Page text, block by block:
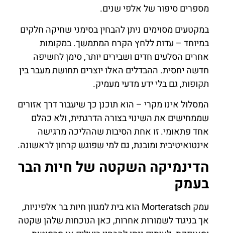
מספרים סיפור של אלפי שנים.
במקטעים מסוימים ניתן להבחין בסימני שחיקה חלקים
במיוחד – עדות ללחץ הקרח המתמשך. במקומות
אחרים הסלעים חדים ושבירים יותר, סימן לחשיפה
חדשה יחסית. ההבדלים האלו יוצרים תחושת מעבר בין
תקופות, גם בלי ידע מדעי מעמיק.
המסלול אינו מקרי – הוא תוכנן כך שיעבור דרך אזורים
שממחישים את השינוי בצורה הדרגתית, ולא כהלם
אחד פתאומי. זו אחת הסיבות שההליכה מרגישה
אינטואיטיבית ומובנת, גם למי שפוגש קרחון לראשונה.
הדינמיקה השקטה של חיות הבר
בעמק
עמק Morteratsch הוא בית למגוון חיות בר אלפיניות,
אך בניגוד לשמורות אחרות, כאן הנוכחות שלהן שקטה